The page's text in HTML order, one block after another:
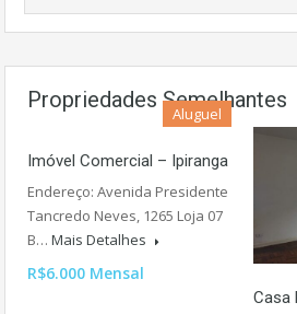
Propriedades Semelhantes
Aluguel
Imóvel Comercial – Ipiranga
Endereço: Avenida Presidente
Tancredo Neves, 1265 Loja 07
B… Mais Detalhes
R$6.000 Mensal
Casa